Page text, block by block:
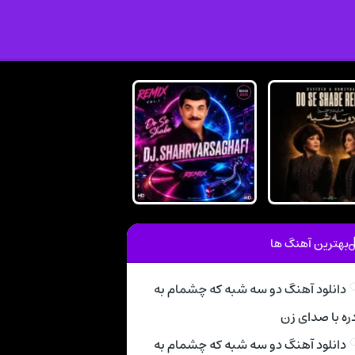
بهترین آهنگ ها
دانلود آهنگ دو سه شبه که چشمام به
با صدای زن
دانلود آهنگ دو سه شبه که چشمام به